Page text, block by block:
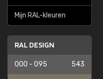
Mijn RAL-kleuren
RAL DESIGN
000 - 095 543